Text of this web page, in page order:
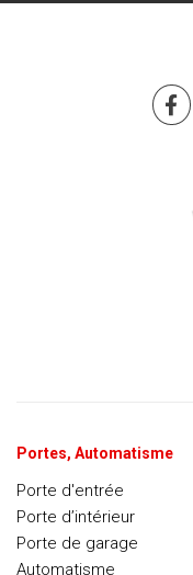
Portes, Automatisme
Porte d'entrée
Porte d’intérieur
Porte de garage
Automatisme